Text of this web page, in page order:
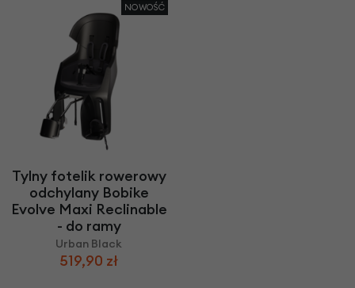
NOWOŚĆ
Tylny fotelik rowerowy
odchylany Bobike
Evolve Maxi Reclinable
- do ramy
Urban Black
519,90 zł